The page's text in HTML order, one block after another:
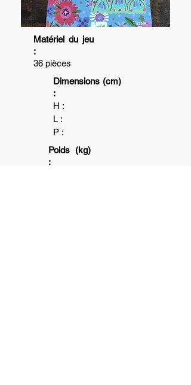
Matériel du jeu
:
36 pièces
Dimensions (cm)
:
H :
L :
P :
Poids (kg)
: